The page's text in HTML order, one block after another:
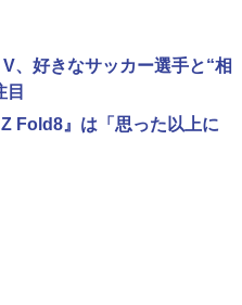
、好きなサッカー選手と“相
目
Fold8』は「思った以上に